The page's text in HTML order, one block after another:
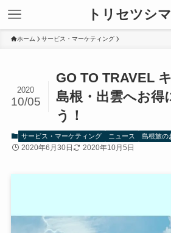
トリセツシ
ホーム サービス・マーケティング
GO TO TRAVEL
島根・出雲へお得
う！
2020
10/05
サービス・マーケティング ニュース 島根旅の
2020年6月30日 2020年10月5日